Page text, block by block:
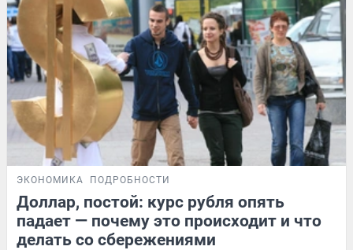
ЭКОНОМИКА ПОДРОБНОСТИ
Доллар, постой: курс рубля опять
падает — почему это происходит и что
делать со сбережениями